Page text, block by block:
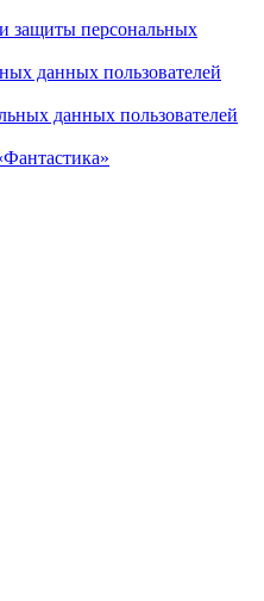
защиты персональных
данных пользователей
данных пользователей